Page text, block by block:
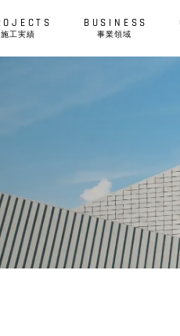
施⼯実績 事業領域